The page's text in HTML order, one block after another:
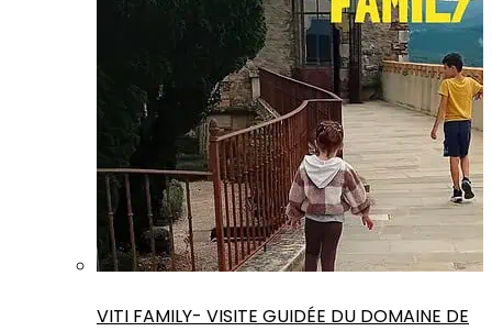
VITI FAMILY- VISITE GUIDÉE DU DOMAINE DE